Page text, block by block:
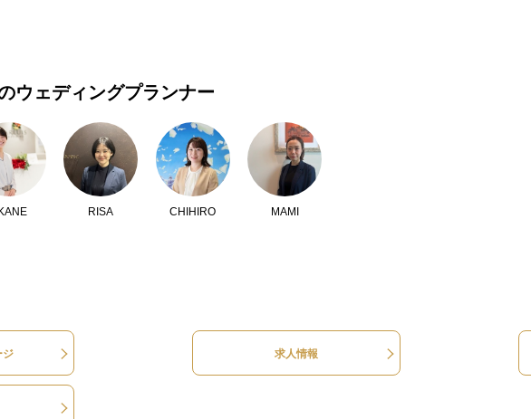
ウェディングプランナー
RISA CHIHIRO MAMI
ジ 求人情報